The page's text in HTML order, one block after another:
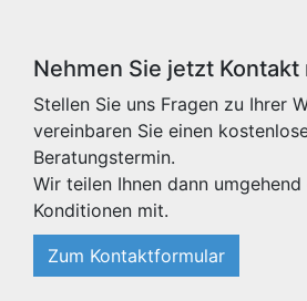
Nehmen Sie jetzt Kontakt
Stellen Sie uns Fragen zu Ihrer
vereinbaren Sie einen
Beratungstermin.
Wir teilen Ihnen dann
Konditionen mit.
Zum Kontaktformular